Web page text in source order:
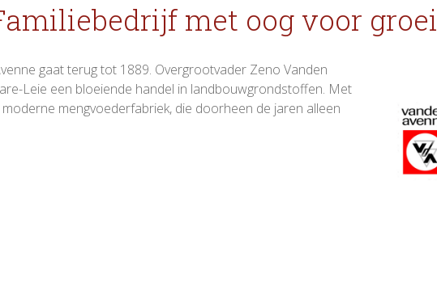
met oog voor groei
gaat terug tot 1889. Overgrootvader Zeno Vanden
Leie een bloeiende handel in landbouwgrondstoffen. Met
mengvoederfabriek, die doorheen de jaren alleen